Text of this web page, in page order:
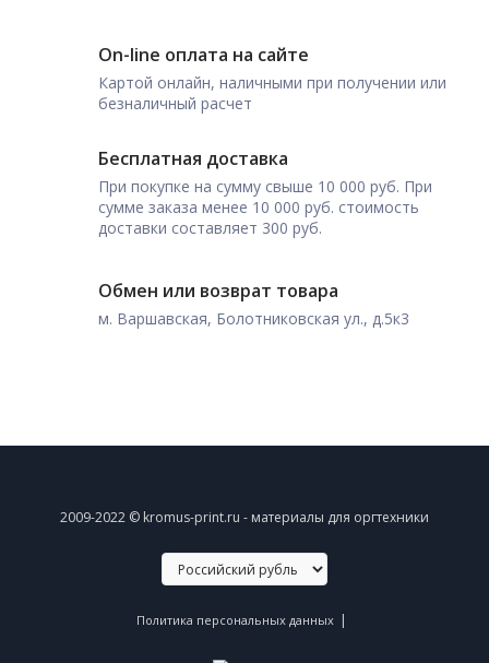
On-line оплата на сайте
Картой онлайн, наличными при получении или
безналичный расчет
Бесплатная доставка
При покупке на сумму свыше 10 000 руб. При
сумме заказа менее 10 000 руб. стоимость
доставки составляет 300 руб.
Обмен или возврат товара
м. Варшавская, Болотниковская ул., д.5к3
2009-2022 © kromus-print.ru - материалы для оргтехники
Политика персональных данных |